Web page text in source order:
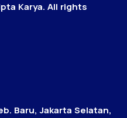
Karya. All rights
Baru, Jakarta Selatan,